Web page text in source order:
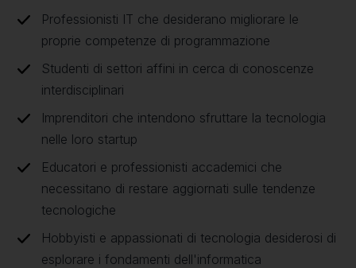
Professionisti IT che desiderano migliorare le
proprie competenze di programmazione
Studenti di settori affini in cerca di conoscenze
interdisciplinari
Imprenditori che intendono sfruttare la tecnologia
nelle loro startup
Educatori e professionisti accademici che
necessitano di restare aggiornati sulle tendenze
tecnologiche
Hobbyisti e appassionati di tecnologia desiderosi di
esplorare i fondamenti dell'informatica